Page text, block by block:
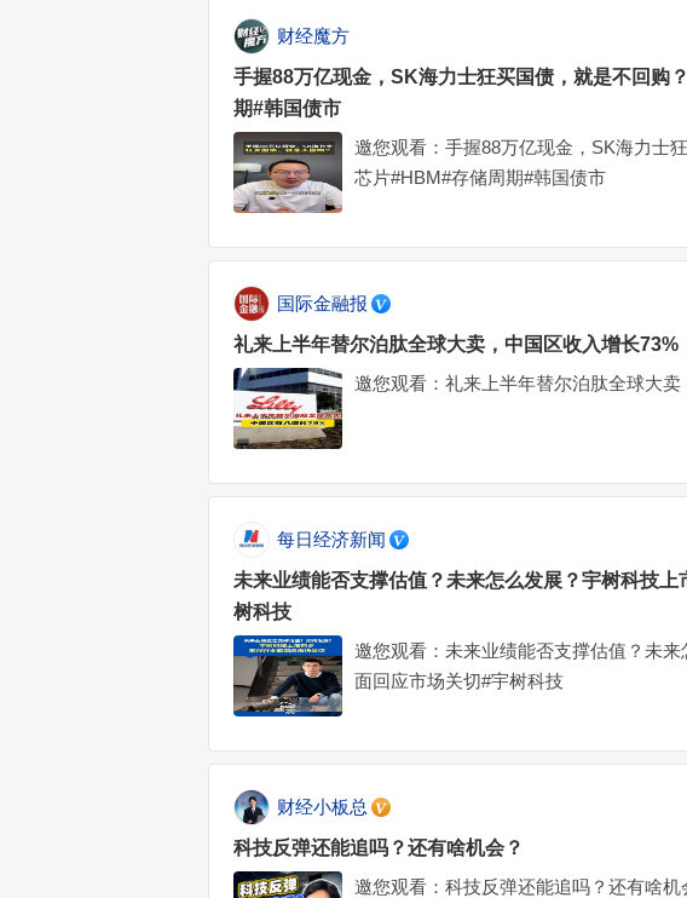
财经魔方
手握88万亿现金，SK海力士狂买国债，就是不回购
期#韩国债市
邀您观看：手握88万亿现金，SK海力士
芯片#HBM#存储周期#韩国债市
国际金融报
礼来上半年替尔泊肽全球大卖，中国区收入增长73%
邀您观看：礼来上半年替尔泊肽全球大
每日经济新闻
未来业绩能否支撑估值？未来怎么发展？宇树科技
树科技
邀您观看：未来业绩能否支撑估值？未
面回应市场关切#宇树科技
财经小板总
科技反弹还能追吗？还有啥机会？
邀您观看：科技反弹还能追吗？还有啥机